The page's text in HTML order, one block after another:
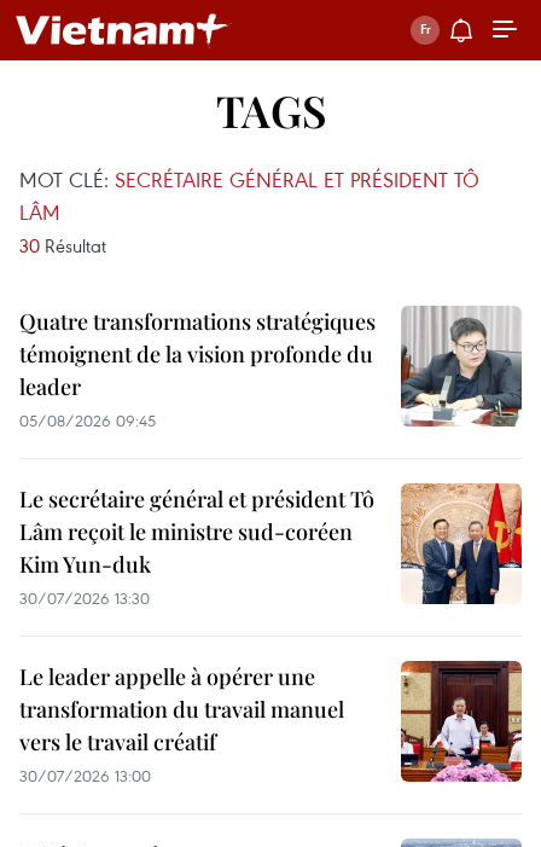
TAGS
MOT CLÉ: SECRÉTAIRE GÉNÉRAL ET PRÉSIDENT TÔ
LÂM
30 Résultat
Quatre transformations stratégiques
témoignent de la vision profonde du
leader
05/08/2026 09:45
Le secrétaire général et président Tô
Lâm reçoit le ministre sud-coréen
Kim Yun-duk
30/07/2026 13:30
Le leader appelle à opérer une
transformation du travail manuel
vers le travail créatif
30/07/2026 13:00